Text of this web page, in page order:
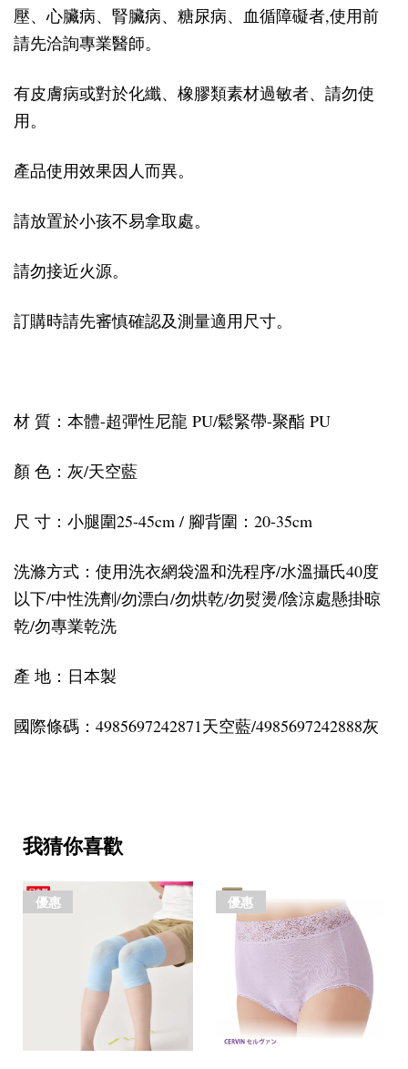
壓、心臟病、腎臟病、糖尿病、血循障礙者,使用前
請先洽詢專業醫師。
有皮膚病或對於化纖、橡膠類素材過敏者、請勿使
用。
產品使用效果因人而異。
請放置於小孩不易拿取處。
請勿接近火源。
訂購時請先審慎確認及測量適用尺寸。
材 質：本體-超彈性尼龍 PU/鬆緊帶-聚酯 PU
顏 色：灰/天空藍
尺 寸：小腿圍25-45cm / 腳背圍：20-35cm
洗滌方式：使用洗衣網袋溫和洗程序/水溫攝氏40度
以下/中性洗劑/勿漂白/勿烘乾/勿熨燙/陰涼處懸掛晾
乾/勿專業乾洗
產 地：日本製
國際條碼：4985697242871天空藍/4985697242888灰
我猜你喜歡
優惠 優惠